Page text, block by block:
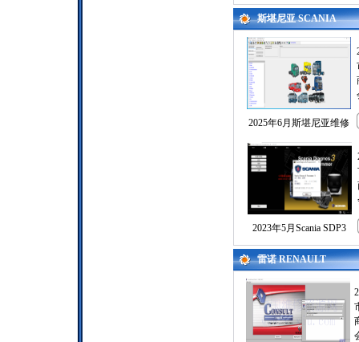
斯堪尼亚 SCANIA
2025年6月斯堪尼亚维修
2023年5月Scania SDP3
雷诺 RENAULT